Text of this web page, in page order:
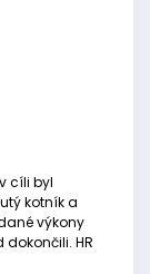
cíli byl
kotník a
výkony
HR